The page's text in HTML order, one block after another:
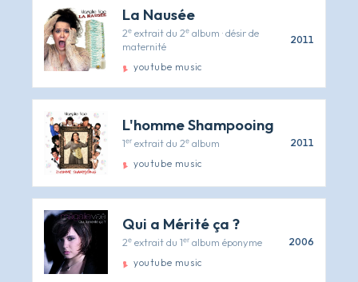
La Nausée
2ᵉ extrait du 2ᵉ album · désir de
maternité
youtube music
2011
L'homme Shampooing
1ᵉʳ extrait du 2ᵉ album
youtube music
2011
Qui a Mérité ça ?
2ᵉ extrait du 1ᵉʳ album éponyme
youtube music
2006